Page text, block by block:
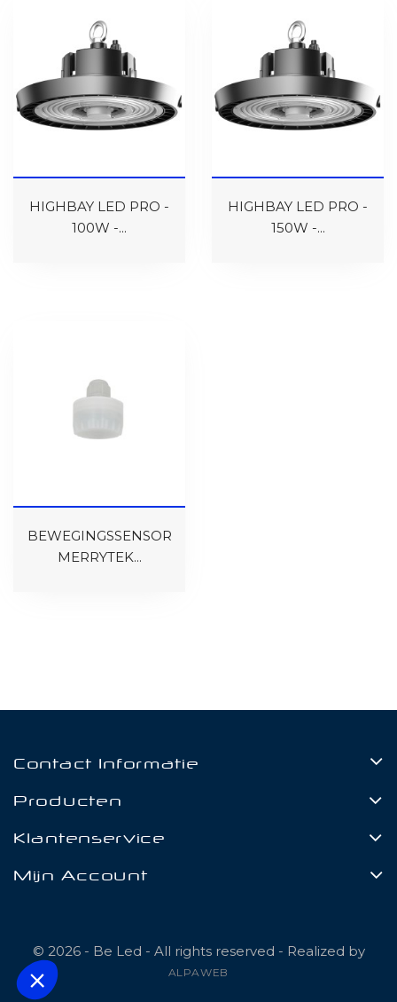
HIGHBAY LED PRO -
100W -...
HIGHBAY LED PRO -
150W -...
BEWEGINGSSENSOR
MERRYTEK...
Contact Informatie
Producten
Klantenservice
Mijn Account
© 2026 - Be Led - All rights reserved - Realized by
ALPAWEB